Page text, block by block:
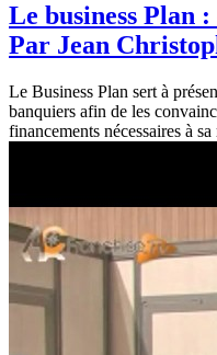
Le business Plan
Par Jean
Le Business Plan sert à
banquiers afin de les
financements nécessaires à